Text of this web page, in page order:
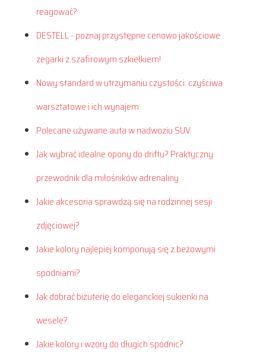
reagować?
DESTELL - poznaj przystępne cenowo jakościowe
zegarki z szafirowym szkiełkiem!
Nowy standard w utrzymaniu czystości: czyściwa
warsztatowe i ich wynajem
Polecane używane auta w nadwoziu SUV
Jak wybrać idealne opony do driftu? Praktyczny
przewodnik dla miłośników adrenaliny
Jakie akcesoria sprawdzą się na rodzinnej sesji
zdjęciowej?
Jakie kolory najlepiej komponują się z beżowymi
spodniami?
Jak dobrać biżuterię do eleganckiej sukienki na
wesele?
Jakie kolory i wzory do długich spódnic?